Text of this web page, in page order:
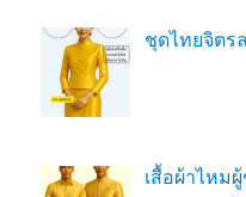
ชุดไทยจิตร
เสื้อผ้าไหม